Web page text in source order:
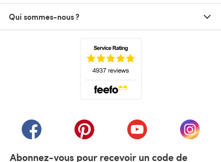
Qui sommes-nous ?
(s'ouvre dans un nouvel onglet)
(s'ouvre dans un nouvel onglet)
(s'ouvre dans un(s'ouvre
Abonnez-vous pour recevoir un code de